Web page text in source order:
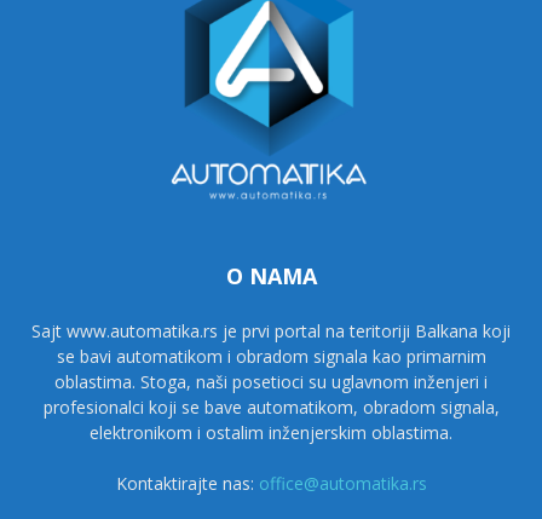
O NAMA
Sajt www.automatika.rs je prvi portal na teritoriji Balkana koji
se bavi automatikom i obradom signala kao primarnim
oblastima. Stoga, naši posetioci su uglavnom inženjeri i
profesionalci koji se bave automatikom, obradom signala,
elektronikom i ostalim inženjerskim oblastima.
Kontaktirajte nas: office@automatika.rs